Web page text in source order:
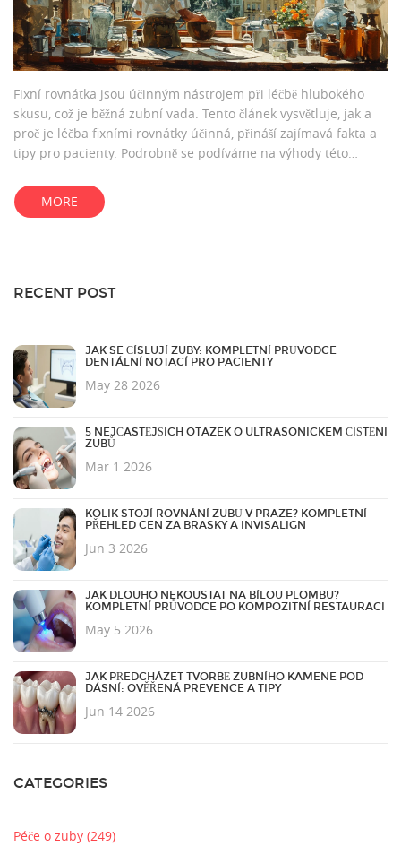
Fixní rovnátka jsou účinným nástrojem při léčbě hlubokého
skusu, což je běžná zubní vada. Tento článek vysvětluje, jak a
proč je léčba fixními rovnátky účinná, přináší zajímavá fakta a
tipy pro pacienty. Podrobně se podíváme na výhody této
MORE
RECENT POST
JAK SE ČÍSLUJÍ ZUBY: KOMPLETNÍ PRŮVODCE
DENTÁLNÍ NOTACÍ PRO PACIENTY
May 28 2026
5 NEJČASTĚJŠÍCH OTÁZEK O ULTRASONICKÉM ČIŠTĚNÍ
ZUBŮ
Mar 1 2026
KOLIK STOJÍ ROVNÁNÍ ZUBŮ V PRAZE? KOMPLETNÍ
PŘEHLED CEN ZA BRASKY A INVISALIGN
Jun 3 2026
JAK DLOUHO NEKOUSTAT NA BÍLOU PLOMBU?
KOMPLETNÍ PRŮVODCE PO KOMPOZITNÍ RESTAURACI
May 5 2026
JAK PŘEDCHÁZET TVORBĚ ZUBNÍHO KAMENE POD
DÁSNÍ: OVĚŘENÁ PREVENCE A TIPY
Jun 14 2026
CATEGORIES
Péče o zuby (249)